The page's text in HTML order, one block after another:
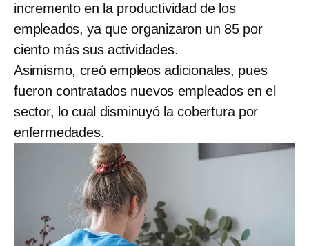
incremento en la productividad de los
empleados, ya que organizaron un 85 por
ciento más sus actividades.
Asimismo, creó empleos adicionales, pues
fueron contratados nuevos empleados en el
sector, lo cual disminuyó la cobertura por
enfermedades.